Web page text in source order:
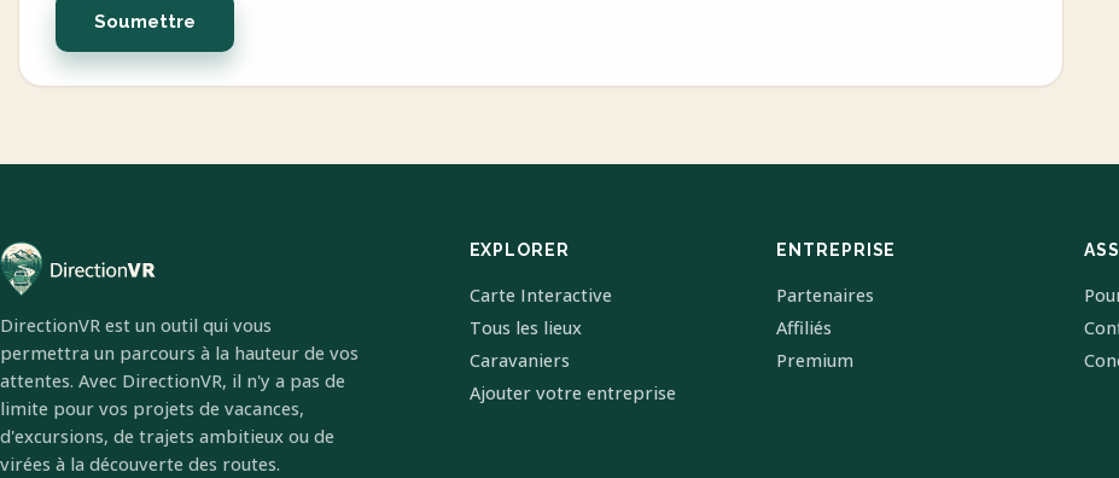
Soumettre
DirectionVR est un outil qui vous
permettra un parcours à la hauteur de vos
attentes. Avec DirectionVR, il n'y a pas de
limite pour vos projets de vacances,
d'excursions, de trajets ambitieux ou de
virées à la découverte des routes.
EXPLORER
Carte Interactive
Tous les lieux
Caravaniers
Ajouter votre entreprise
ENTREPRISE
Partenaires
Affiliés
Premium